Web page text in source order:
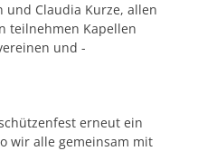
und Claudia Kurze, allen
teilnehmen Kapellen
und -
erneut ein
wir alle gemeinsam mit